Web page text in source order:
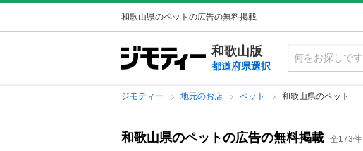
和歌山県のペットの広告の無料掲載
和歌山版
都道府県選択
ジモティー 地元のお店 ペット 和歌山県のペット
和歌山県のペットの広告の無料掲載 全173件